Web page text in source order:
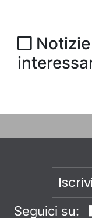
Seguici su: